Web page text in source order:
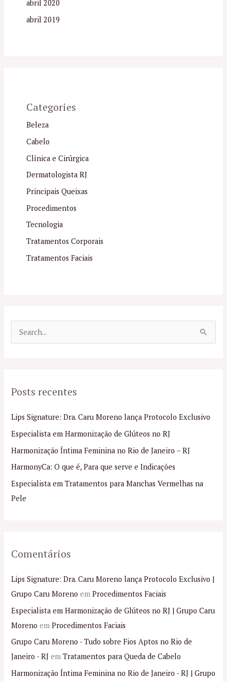
abril 2020
abril 2019
Categories
Beleza
Cabelo
Clínica e Cirúrgica
Dermatologista RJ
Principais Queixas
Procedimentos
Tecnologia
Tratamentos Corporais
Tratamentos Faciais
u
s
a
r
p
o
r
Posts recentes
Lips Signature: Dra. Caru Moreno lança Protocolo Exclusivo
Especialista em Harmonização de Glúteos no RJ
Harmonização Íntima Feminina no Rio de Janeiro – RJ
HarmonyCa: O que é, Para que serve e Indicações
Especialista em Tratamentos para Manchas Vermelhas na
Pele
Comentários
Lips Signature: Dra. Caru Moreno lança Protocolo Exclusivo |
Grupo Caru Moreno emProcedimentos Faciais
Especialista em Harmonização de Glúteos no RJ | Grupo Caru
Moreno emProcedimentos Faciais
Grupo Caru Moreno - Tudo sobre Fios Aptos no Rio de
Janeiro - RJ emTratamentos para Queda de Cabelo
Harmonização Íntima Feminina no Rio de Janeiro - RJ | Grupo